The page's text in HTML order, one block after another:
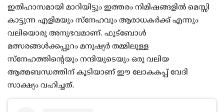
ഇതിഹാസമായി മാറിയിട്ടും ഇത്തരം നിമിഷങ്ങളിൽ മെസ്സി
കാട്ടുന്ന എളിമയും സ്നേഹവും ആരാധകർക്ക് എന്നും
വലിയൊരു അനുഭവമാണ്. ഫുട്ബോൾ
മത്സരങ്ങൾക്കപ്പുറം മനുഷ്യർ തമ്മിലുള്ള
സ്നേഹത്തിന്റെയും നന്ദിയുടെയും ഒരു വലിയ
ആത്മബന്ധത്തിന് കൂടിയാണ് ഈ ലോകകപ്പ് വേദി
സാക്ഷ്യം വഹിച്ചത്.